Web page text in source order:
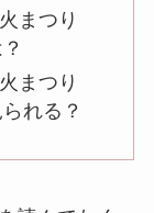
まつり
まつり
れる？